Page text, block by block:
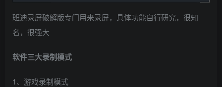
班迪录屏破解版专门用来录屏，具体功能自行研究，很知
名，很强大
软件三大录制模式
1、游戏录制模式